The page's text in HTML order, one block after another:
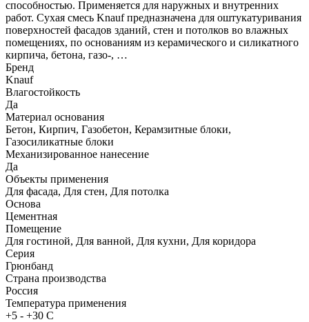
способностью. Применяется для наружных и внутренних
работ. Сухая смесь Knauf предназначена для оштукатуривания
поверхностей фасадов зданий, стен и потолков во влажных
помещениях, по основаниям из керамического и силикатного
кирпича, бетона, газо-, …
Бренд
Knauf
Влагостойкость
Да
Материал основания
Бетон, Кирпич, Газобетон, Керамзитные блоки,
Газосиликатные блоки
Механизированное нанесение
Да
Объекты применения
Для фасада, Для стен, Для потолка
Основа
Цементная
Помещение
Для гостиной, Для ванной, Для кухни, Для коридора
Серия
Грюнбанд
Страна производства
Россия
Температура применения
+5 - +30 C